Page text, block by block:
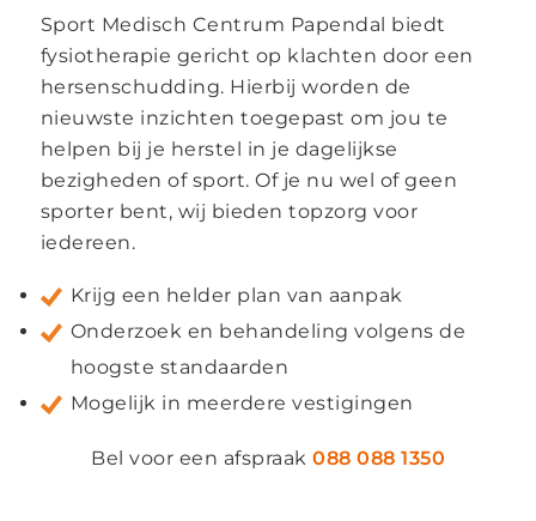
Sport Medisch Centrum Papendal biedt
fysiotherapie gericht op klachten door een
hersenschudding. Hierbij worden de
nieuwste inzichten toegepast om jou te
helpen bij je herstel in je dagelijkse
bezigheden of sport. Of je nu wel of geen
sporter bent, wij bieden topzorg voor
iedereen.
Krijg een helder plan van aanpak
Onderzoek en behandeling volgens de
hoogste standaarden
Mogelijk in meerdere vestigingen
Bel voor een afspraak 088 088 1350